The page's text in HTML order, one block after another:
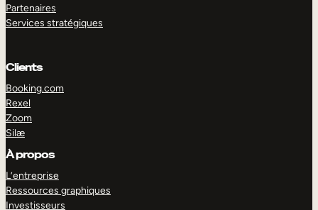
Partenaires
Services stratégiques
Clients
Booking.com
Rexel
Zoom
Silæ
À propos
L’entreprise
Ressources graphiques
Investisseurs